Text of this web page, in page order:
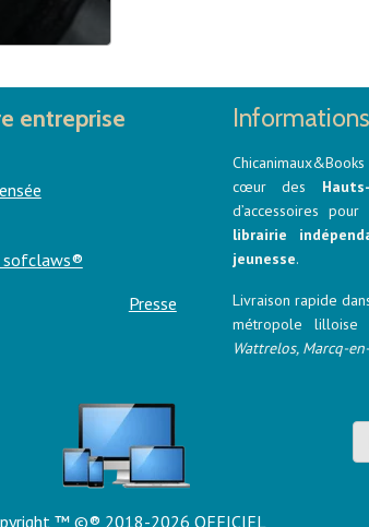
récentes
Le
mortalité
entreprise
Presse
cœur des
d’accessoires pour
librairie
jeunesse.
Livraison rapide
métropole lilloise
Wattrelos, Marcq-
™©® 2018-2026 OFFICIEL